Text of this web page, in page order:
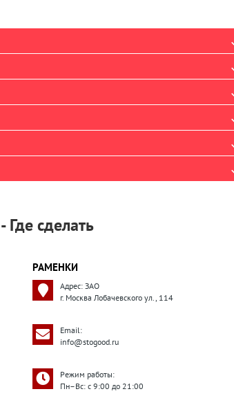
Где сделать
РАМЕНКИ
Адрес: ЗАО
г. Москва Лобачевского ул., 114
Email:
info@stogood.ru
Режим работы:
Пн–Вс: с 9:00 до 21:00